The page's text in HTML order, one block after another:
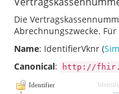
Die
Abrechnungszwecke.
Name: IdentifierVknr (
Canonical: http://
Identifier